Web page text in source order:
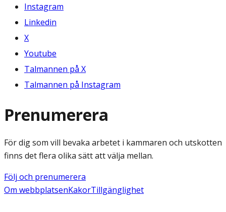
Instagram
Linkedin
X
Youtube
Talmannen på X
Talmannen på Instagram
Prenumerera
För dig som vill bevaka arbetet i kammaren och utskotten
finns det flera olika sätt att välja mellan.
Följ och prenumerera
Om webbplatsenKakorTillgänglighet